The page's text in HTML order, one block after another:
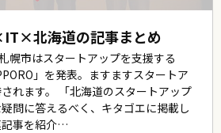
北海道の記事まとめ
幌市はスタートアップを支援する
」を発表。ますますスタートア
れます。 「北海道のスタートアップ
問に答えるべく、キタゴエに掲載し
記事を紹介…